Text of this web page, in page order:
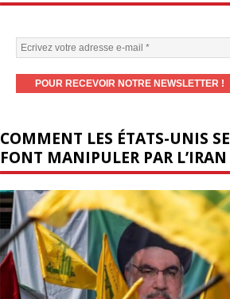
COMMENT LES ÉTATS-UNIS SE
FONT MANIPULER PAR L’IRAN